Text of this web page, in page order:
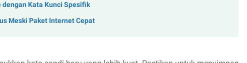
Kata Kunci Spesifik
Meski Paket Internet Cepat